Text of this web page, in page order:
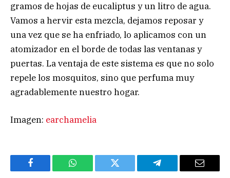
gramos de hojas de eucaliptus y un litro de agua.
Vamos a hervir esta mezcla, dejamos reposar y
una vez que se ha enfriado, lo aplicamos con un
atomizador en el borde de todas las ventanas y
puertas. La ventaja de este sistema es que no solo
repele los mosquitos, sino que perfuma muy
agradablemente nuestro hogar.
Imagen: earchamelia
Facebook WhatsApp Twitter Telegram Email